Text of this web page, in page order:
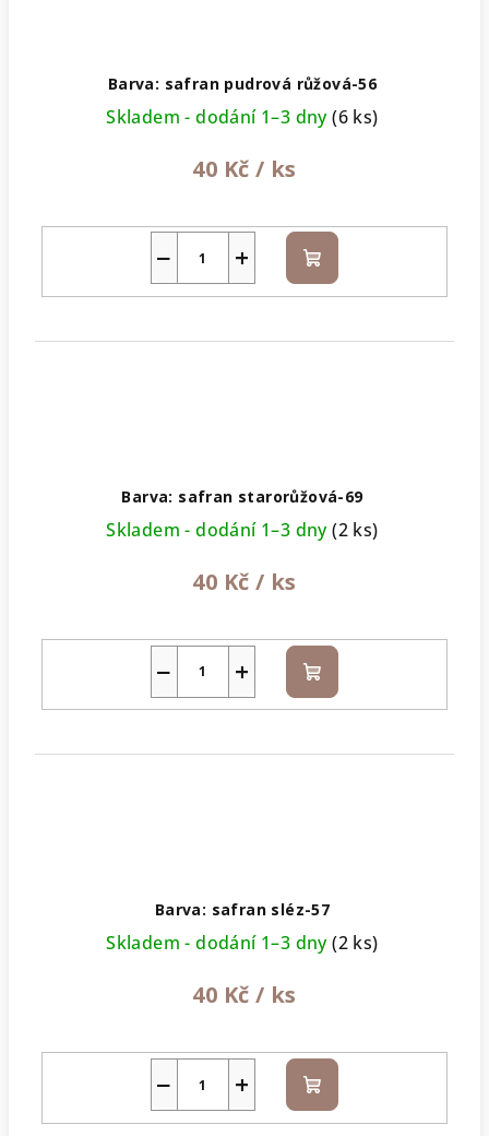
Barva: safran pudrová růžová-56
Skladem - dodání 1–3 dny(6 ks)
40 Kč / ks
+
− Do
košíku
Barva: safran starorůžová-69
Skladem - dodání 1–3 dny(2 ks)
40 Kč / ks
+
− Do
košíku
Barva: safran sléz-57
Skladem - dodání 1–3 dny(2 ks)
40 Kč / ks
+
− Do
košíku